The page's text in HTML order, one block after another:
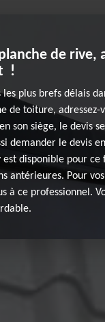
de rive,
!
les plus brefs délais
de toiture, adressez-
son siège, le devis
demander le devis
disponible pour ce
antérieures. Pour
à ce professionnel.